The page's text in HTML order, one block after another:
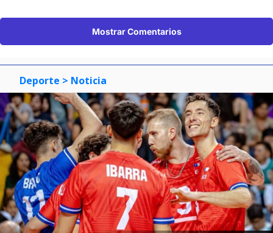
Mostrar Comentarios
Deporte > Noticia